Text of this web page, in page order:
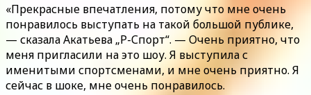
«Прекрасные впечатления, потому что мне очень
понравилось выступать на такой большой публике,
— сказала Акатьева „Р-Спорт“. — Очень приятно, что
меня пригласили на это шоу. Я выступила с
именитыми спортсменами, и мне очень приятно. Я
сейчас в шоке, мне очень понравилось.